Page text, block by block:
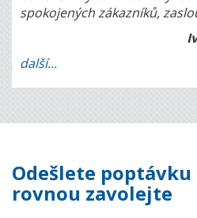
spokojených zákazníků,
další...
Odešlete poptávku
rovnou zavolejte